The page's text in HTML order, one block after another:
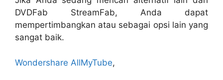
DVDFab StreamFab, Anda dapat
mempertimbangkan atau sebagai opsi lain yang
sangat baik.
Wondershare AllMyTube,